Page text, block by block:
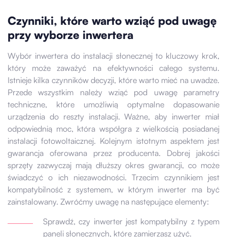
Czynniki, które warto wziąć pod uwagę
przy wyborze inwertera
Wybór inwertera do instalacji słonecznej to kluczowy krok,
który może zaważyć na efektywności całego systemu.
Istnieje kilka czynników decyzji, które warto mieć na uwadze.
Przede wszystkim należy wziąć pod uwagę parametry
techniczne, które umożliwią optymalne dopasowanie
urządzenia do reszty instalacji. Ważne, aby inwerter miał
odpowiednią moc, która współgra z wielkością posiadanej
instalacji fotowoltaicznej. Kolejnym istotnym aspektem jest
gwarancja oferowana przez producenta. Dobrej jakości
sprzęty zazwyczaj mają dłuższy okres gwarancji, co może
świadczyć o ich niezawodności. Trzecim czynnikiem jest
kompatybilność z systemem, w którym inwerter ma być
zainstalowany. Zwróćmy uwagę na następujące elementy:
Sprawdź, czy inwerter jest kompatybilny z typem
paneli słonecznych, które zamierzasz użyć.